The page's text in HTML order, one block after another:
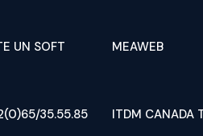
UN SOFT MEAWEB
35.55.85 ITDM CANADA